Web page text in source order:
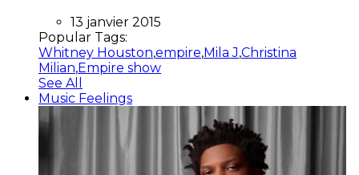
13 janvier 2015
Popular Tags:
Whitney Houston,empire,Mila J,Christina
Milian,Empire show
See All
Music Feelings